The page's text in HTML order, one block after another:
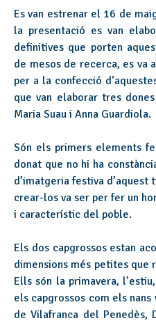
Es van estrenar el 16 de
la presentació es van
definitives que porten
de mesos de recerca, es va
per a la confecció
que van elaborar tres
Maria Suau i Anna Guardiola.
Són els primers elements
donat que no hi ha
d’imatgeria festiva d’aquest
crear-los va ser per fer un
i característic del poble.
Els dos capgrossos estan
dimensions més petites que
Ells són la primavera,
els capgrossos com els
de Vilafranca del Penedès,